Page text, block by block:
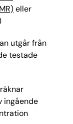
eller
utgår från
testade
ingående